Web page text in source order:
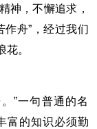
神，不懈追求，
作舟”，经过我们
。
”一句普通的名
富的知识必须勤